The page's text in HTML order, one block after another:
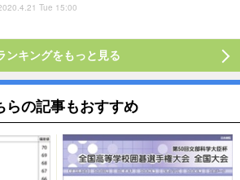
Tue 15:00
ンキングをもっと見る
らの記事もおすすめ